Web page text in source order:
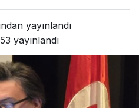
yayınlandı
yayınlandı